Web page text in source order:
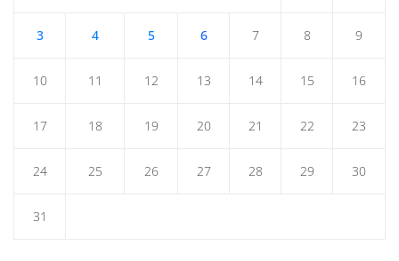
3 4 5 6 7 8 9
10 11 12 13 14 15 16
17 18 19 20 21 22 23
24 25 26 27 28 29 30
31